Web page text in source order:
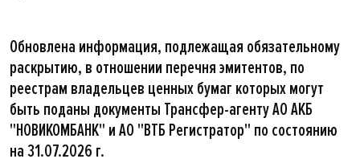
Обновлена информация, подлежащая обязательному
раскрытию, в отношении перечня эмитентов, по
реестрам владельцев ценных бумаг которых могут
быть поданы документы Трансфер-агенту АО АКБ
"НОВИКОМБАНК" и АО "ВТБ Регистратор" по состоянию
на 31.07.2026 г.